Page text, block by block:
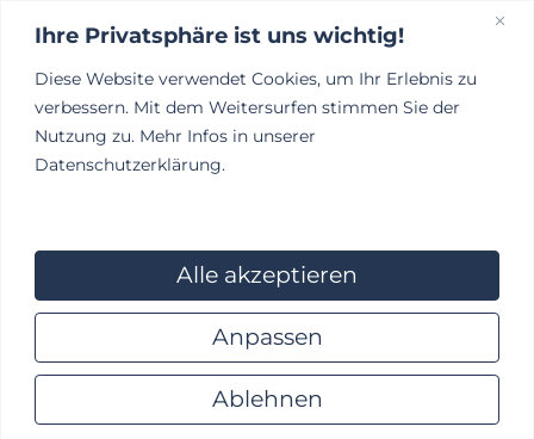
Ihre Privatsphäre ist uns wichtig!
Diese Website verwendet Cookies, um Ihr Erlebnis zu
verbessern. Mit dem Weitersurfen stimmen Sie der
Nutzung zu. Mehr Infos in unserer
Datenschutzerklärung.
Anpassen
Ablehnen
Alle akzeptieren
Kundenportal
execute trades instantly.